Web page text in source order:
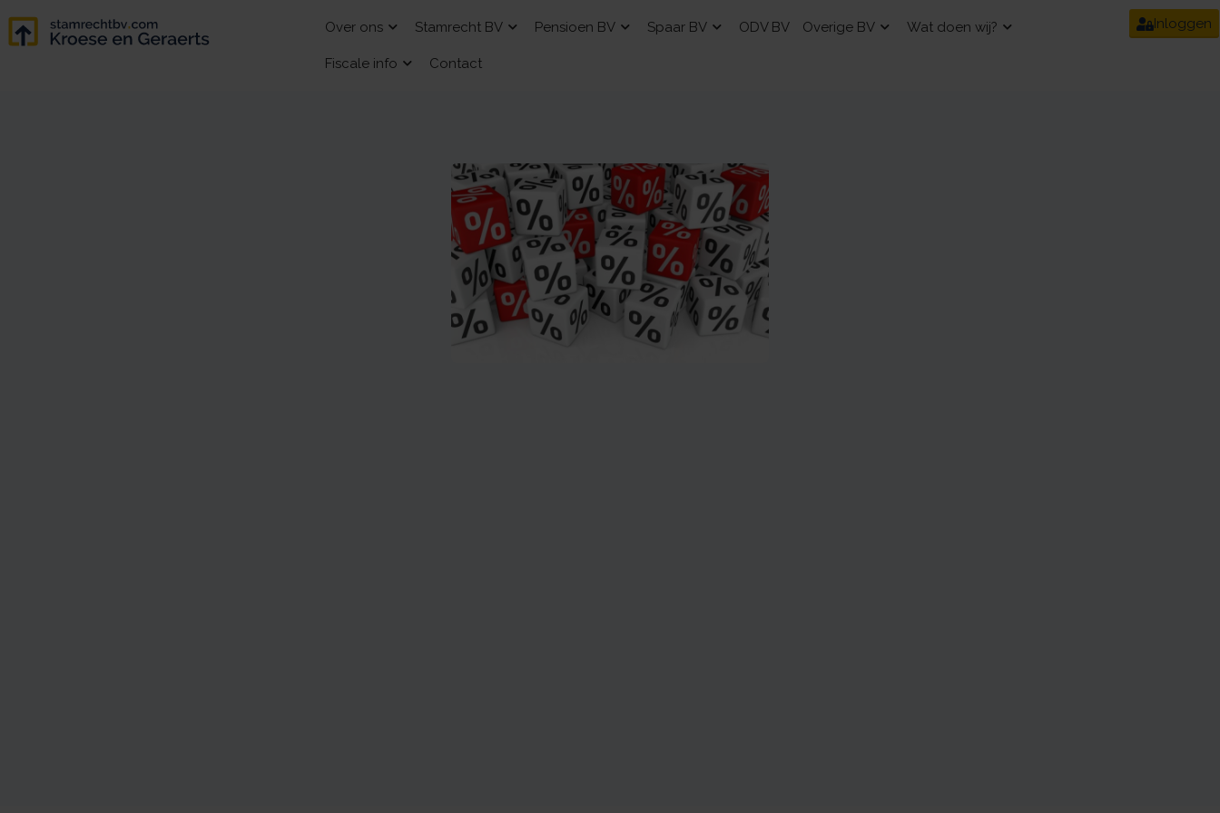
Over ons Stamrecht BV Pensioen BV Spaar BV ODV BV Overige BV Wat doen wij?
Fiscale info Contact
Inloggen